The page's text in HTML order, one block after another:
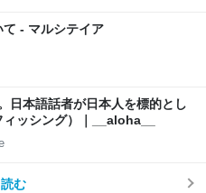
- マルシテイア
本語話者が日本人を標的とし
ッシング）｜__aloha__
む